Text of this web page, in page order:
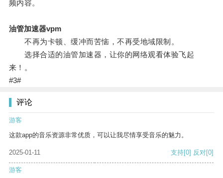
频内容。
油管加速器vpm
不再为卡顿、缓冲而苦恼，不再受地域限制。
选择合适的油管加速器，让你的网络观看体验飞起
来！。
#3#
评论
游客
这款app的音乐资源非常优质，可以让我尽情享受音乐的魅力。
2025-01-11 支持[0] 反对[0]
游客